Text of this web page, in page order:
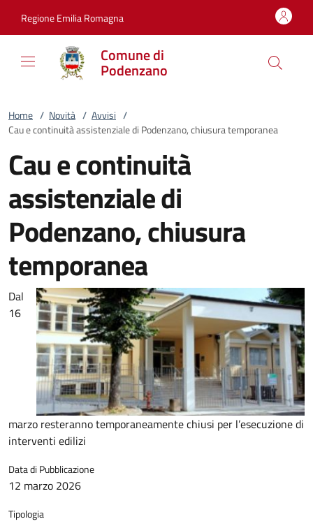
Regione Emilia Romagna
Comune di
Podenzano
Home / Novità / Avvisi /
Cau e continuità assistenziale di Podenzano, chiusura temporanea
Cau e continuità
assistenziale di
Podenzano, chiusura
temporanea
Dal
16
marzo resteranno temporaneamente chiusi per l’esecuzione di
interventi edilizi
Data di Pubblicazione
12 marzo 2026
Tipologia